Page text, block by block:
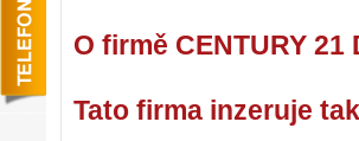
O firmě CENTURY
Tato firma inzeruje